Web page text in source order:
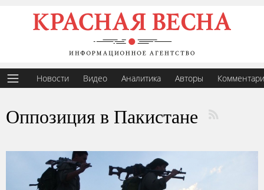
Новости Видео Аналитика Авторы
Оппозиция в Пакистане